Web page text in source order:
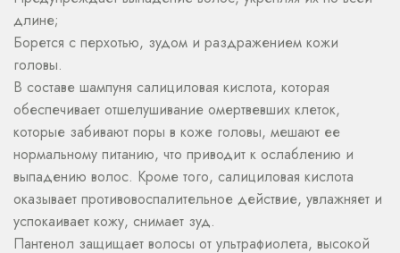
длине;
Борется с перхотью, зудом и раздражением кожи
головы.
В составе шампуня салициловая кислота, которая
обеспечивает отшелушивание омертвевших клеток,
которые забивают поры в коже головы, мешают ее
нормальному питанию, что приводит к ослаблению и
выпадению волос. Кроме того, салициловая кислота
оказывает противовоспалительное действие, увлажняет и
успокаивает кожу, снимает зуд.
Пантенол защищает волосы от ультрафиолета, высокой